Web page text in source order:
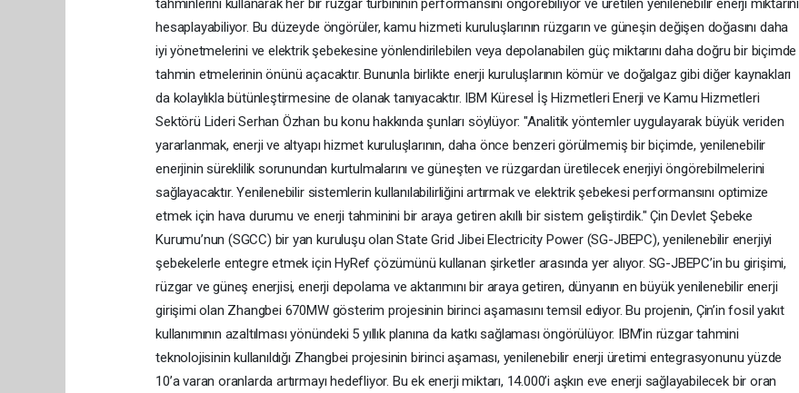
hesaplayabiliyor. Bu düzeyde öngörüler, kamu hizmeti kuruluşlarının rüzgarın ve güneşin değişen doğasını daha
iyi yönetmelerini ve elektrik şebekesine yönlendirilebilen veya depolanabilen güç miktarını daha doğru bir biçimde
tahmin etmelerinin önünü açacaktır. Bununla birlikte enerji kuruluşlarının kömür ve doğalgaz gibi diğer kaynakları
da kolaylıkla bütünleştirmesine de olanak tanıyacaktır. IBM Küresel İş Hizmetleri Enerji ve Kamu Hizmetleri
Sektörü Lideri Serhan Özhan bu konu hakkında şunları söylüyor: "Analitik yöntemler uygulayarak büyük veriden
yararlanmak, enerji ve altyapı hizmet kuruluşlarının, daha önce benzeri görülmemiş bir biçimde, yenilenebilir
enerjinin süreklilik sorunundan kurtulmalarını ve güneşten ve rüzgardan üretilecek enerjiyi öngörebilmelerini
sağlayacaktır. Yenilenebilir sistemlerin kullanılabilirliğini artırmak ve elektrik şebekesi performansını optimize
etmek için hava durumu ve enerji tahminini bir araya getiren akıllı bir sistem geliştirdik." Çin Devlet Şebeke
Kurumu’nun (SGCC) bir yan kuruluşu olan State Grid Jibei Electricity Power (SG-JBEPC), yenilenebilir enerjiyi
şebekelerle entegre etmek için HyRef çözümünü kullanan şirketler arasında yer alıyor. SG-JBEPC’in bu girişimi,
rüzgar ve güneş enerjisi, enerji depolama ve aktarımını bir araya getiren, dünyanın en büyük yenilenebilir enerji
girişimi olan Zhangbei 670MW gösterim projesinin birinci aşamasını temsil ediyor. Bu projenin, Çin’in fosil yakıt
kullanımının azaltılması yönündeki 5 yıllık planına da katkı sağlaması öngörülüyor. IBM’in rüzgar tahmini
teknolojisinin kullanıldığı Zhangbei projesinin birinci aşaması, yenilenebilir enerji üretimi entegrasyonunu yüzde
10’a varan oranlarda artırmayı hedefliyor. Bu ek enerji miktarı, 14.000’i aşkın eve enerji sağlayabilecek bir oran